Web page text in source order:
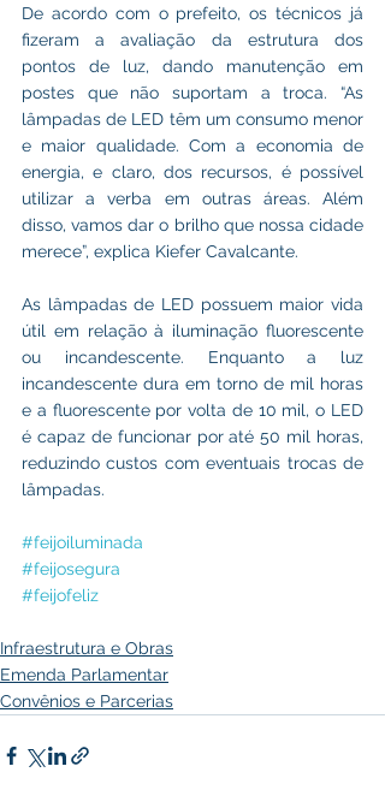
De acordo com o prefeito, os técnicos já
fizeram a avaliação da estrutura dos
pontos de luz, dando manutenção em
postes que não suportam a troca. “As
lâmpadas de LED têm um consumo menor
e maior qualidade. Com a economia de
energia, e claro, dos recursos, é possível
utilizar a verba em outras áreas. Além
disso, vamos dar o brilho que nossa cidade
merece”, explica Kiefer Cavalcante.
As lâmpadas de LED possuem maior vida
útil em relação à iluminação fluorescente
ou incandescente. Enquanto a luz
incandescente dura em torno de mil horas
e a fluorescente por volta de 10 mil, o LED
é capaz de funcionar por até 50 mil horas,
reduzindo custos com eventuais trocas de
lâmpadas.
#feijoiluminada
#feijosegura
#feijofeliz
Infraestrutura e Obras
Emenda Parlamentar
Convênios e Parcerias